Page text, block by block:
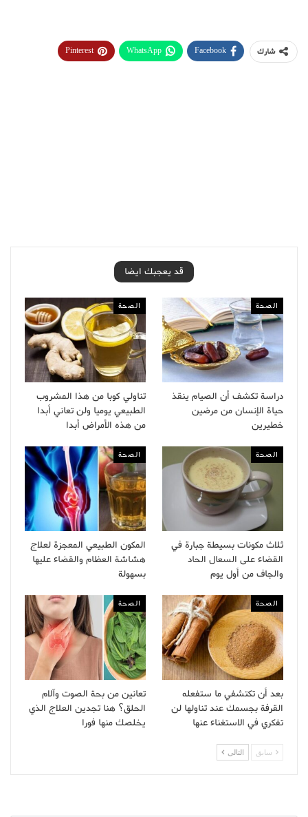
شارك Facebook
WhatsApp
Pinterest
قد يعجبك ايضا
الصحة
دراسة تكشف أن الصيام ينقذ
حياة الإنسان من مرضين
خطيرين
الصحة
تناولي كوبا من هذا المشروب
الطبيعي يوميا ولن تعاني أبدا
من هذه الأمراض أبدا
الصحة
ثلاث مكونات بسيطة جبارة في
القضاء على السعال الحاد
والجاف من أول يوم
الصحة
المكون الطبيعي المعجزة لعلاج
هشاشة العظام والقضاء عليها
بسهولة
الصحة
بعد أن تكتشفي ما ستفعله
القرفة بجسمك عند تناولها لن
تفكري في الاستغناء عنها
الصحة
تعانين من بحة الصوت وآلام
الحلق؟ هنا تجدين العلاج الذي
يخلصك منها فورا
سابق التالى